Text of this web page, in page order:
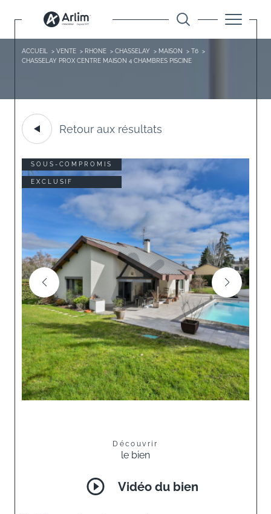
ACCUEIL VENTE RHONE CHASSELAY MAISON
T6
CHASSELAY PROX CENTRE MAISON 4 CHAMBRES PISCINE
Retour aux résultats
SOUS-COMPROMIS
EXCLUSIF
Découvrir
le bien
Vidéo du bien